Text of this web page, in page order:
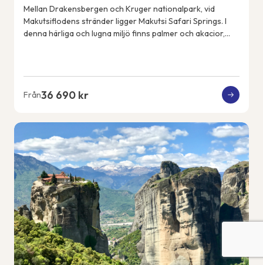
Mellan Drakensbergen och Kruger nationalpark, vid
Makutsiflodens stränder ligger Makutsi Safari Springs. I
denna härliga och lugna miljö finns palmer och akacior,
Från36 690 kr